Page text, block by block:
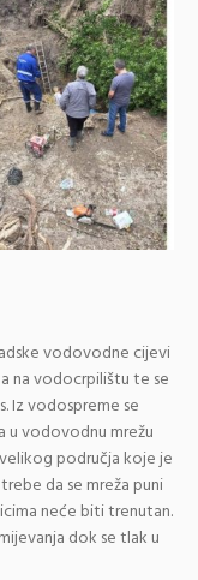
vodovodne cijevi
na vodocrpilištu te se
Iz vodospreme se
vodovodnu mrežu
područja koje je
da se mreža puni
neće biti trenutan.
dok se tlak u